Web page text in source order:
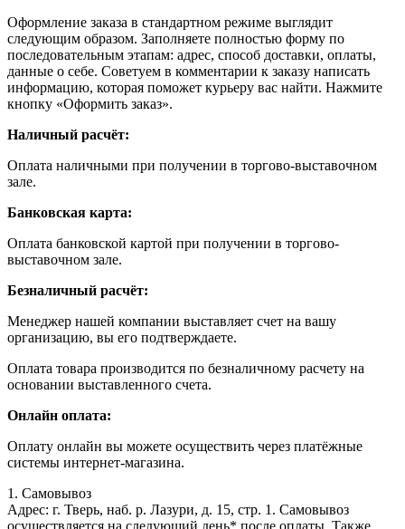
Оформление заказа в стандартном режиме выглядит
следующим образом. Заполняете полностью форму по
последовательным этапам: адрес, способ доставки, оплаты,
данные о себе. Советуем в комментарии к заказу написать
информацию, которая поможет курьеру вас найти. Нажмите
кнопку «Оформить заказ».
Наличный расчёт:
Оплата наличными при получении в торгово-выставочном
зале.
Банковская карта:
Оплата банковской картой при получении в торгово-
выставочном зале.
Безналичный расчёт:
Менеджер нашей компании выставляет счет на вашу
организацию, вы его подтверждаете.
Оплата товара производится по безналичному расчету на
основании выставленного счета.
Онлайн оплата:
Оплату онлайн вы можете осуществить через платёжные
системы интернет-магазина.
1. Самовывоз
Адрес: г. Тверь, наб. р. Лазури, д. 15, стр. 1. Самовывоз
осуществляется на следующий день* после оплаты. Также